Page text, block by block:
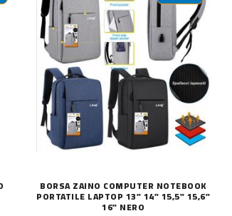
BORSA ZAINO COMPUTER NOTEBOOK
PORTATILE LAPTOP 13" 14" 15,5" 15,6"
16" NERO